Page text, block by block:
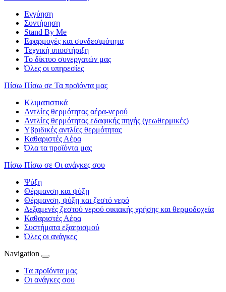
Εγγύηση
Συντήρηση
Stand By Me
Εφαρμογές και συνδεσιμότητα
Τεχνική υποστήριξη
Το δίκτυο συνεργατών μας
Όλες οι υπηρεσίες
Πίσω Πίσω σε Τα προϊόντα μας
Κλιματιστικά
Αντλίες θερμότητας αέρα-νερού
Αντλίες θερμότητας εδαφικής πηγής (γεωθερμικές)
Υβριδικές αντλίες θερμότητας
Καθαριστές Αέρα
Όλα τα προϊόντα μας
Πίσω Πίσω σε Οι ανάγκες σου
Ψύξη
Θέρμανση και ψύξη
Θέρμανση, ψύξη και ζεστό νερό
Δεξαμενές ζεστού νερού οικιακής χρήσης και θερμοδοχεία
Καθαριστές Αέρα
Συστήματα εξαερισμού
Όλες οι ανάγκες
Navigation
Τα προϊόντα μας
Οι ανάγκες σου